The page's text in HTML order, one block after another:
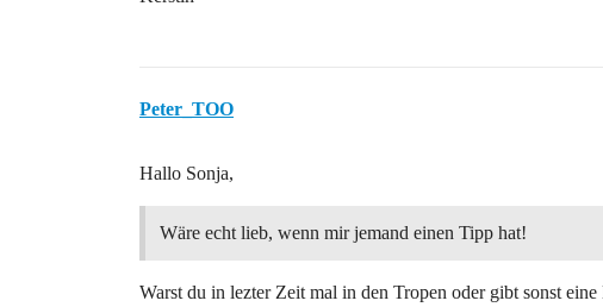
Peter_TOO
Hallo Sonja,
Wäre echt lieb, wenn mir jemand einen Tipp hat!
Warst du in lezter Zeit mal in den Tropen oder gibt sonst